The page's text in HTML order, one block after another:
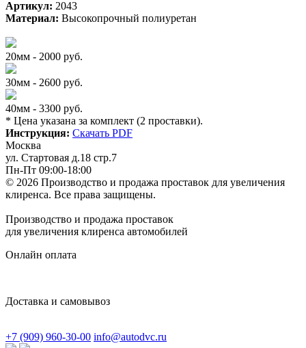
Артикул: 2043
Материал: Высокопрочный полиуретан
20мм - 2000 руб.
30мм - 2600 руб.
40мм - 3300 руб.
* Цена указана за комплект (2 проставки).
Инструкция: Скачать PDF
Москва
ул. Стартовая д.18 стр.7
Пн-Пт 09:00-18:00
© 2026 Производство и продажа проставок для увеличения
клиренса. Все права защищены.
Производство и продажа проставок
для увеличения клиренса автомобилей
Онлайн оплата
Доставка и самовывоз
+7 (909) 960-30-00 info@autodvc.ru